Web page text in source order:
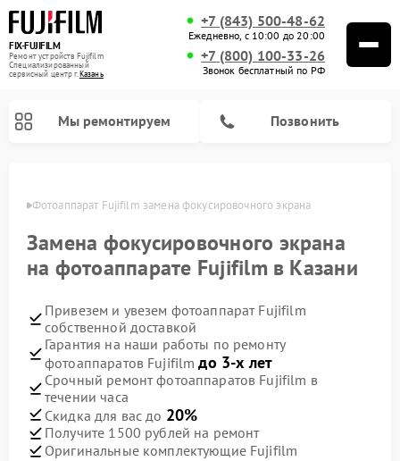
FIX-FUJIFILM
Ремонт устройств Fujifilm
Специализированный
cервисный центр г.Казань
+7 (843) 500-48-62
Ежедневно, с 10:00 до 20:00
+7 (800) 100-33-26
Звонок бесплатный по РФ
Мы ремонтируем Позвонить
Фотоаппарат Fujifilm замена фокусировочного экрана
Замена фокусировочного экрана
на фотоаппарате Fujifilm в Казани
Привезем и увезем фотоаппарат Fujifilm
собственной доставкой
Гарантия на наши работы по ремонту
фотоаппаратов Fujifilmдо 3-х лет
Срочный ремонт фотоаппаратов Fujifilm в
течении часа
Скидка для вас до 20%
Получите 1500 рублей на ремонт
Оригинальные комплектующие Fujifilm